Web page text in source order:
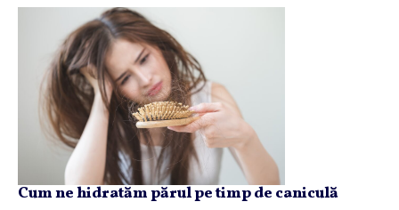
Cum ne hidratăm părul pe timp de caniculă